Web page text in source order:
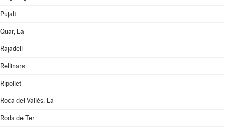
Pujalt
Quar, La
Rajadell
Rellinars
Ripollet
Roca del Vallès, La
Roda de Ter